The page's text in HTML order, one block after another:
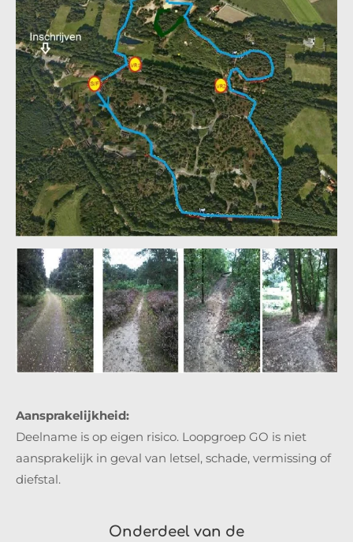
Aansprakelijkheid:
Deelname is op eigen risico. Loopgroep GO is niet
aansprakelijk in geval van letsel, schade, vermissing of
diefstal.
Onderdeel van de